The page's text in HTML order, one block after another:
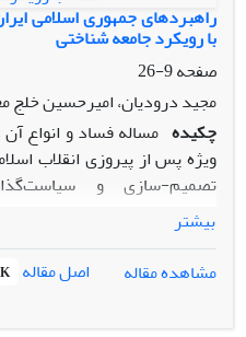
راهبردهای جمهوری اسلامی
با رویکرد جامعه شناختی
صفحه9-26
مجید درودیان، امیرحسین
چکیده مساله فساد و انواع
ویژه پس از پیروزی انقلاب
تصمیم-‌سازی و
زیرمجموعه‌های اداری و
زمانی حیاتی می‌شود که اساسا
بود برای مقابله با فساد در
مند شده باشد، نهادها،
بیشتر
مشاهده مقاله
اصل مقاله